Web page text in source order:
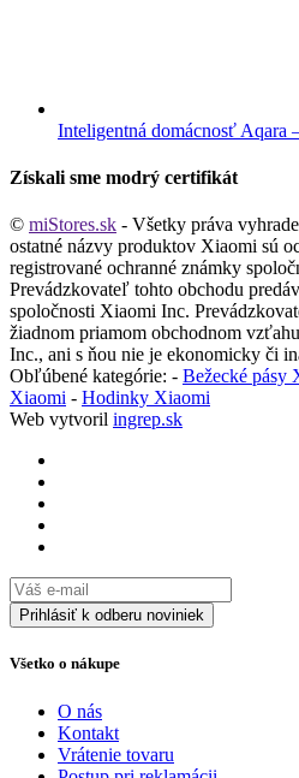
Inteligentná domácnosť Aqara
Získali sme modrý certifikát
© miStores.sk - Všetky práva
ostatné názvy produktov Xiaomi sú
registrované ochranné známky
Prevádzkovateľ tohto obchodu
spoločnosti Xiaomi Inc.
žiadnom priamom obchodnom
Inc., ani s ňou nie je ekonomicky či
Obľúbené kategórie: - Bežecké pásy
Xiaomi - Hodinky Xiaomi
Web vytvoril ingrep.sk
Všetko o nákupe
O nás
Kontakt
Vrátenie tovaru